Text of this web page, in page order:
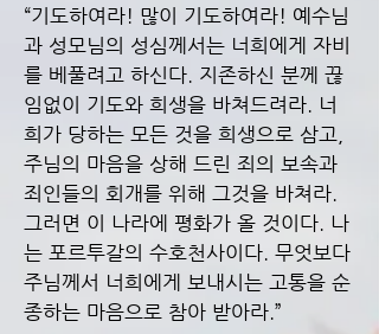
“기도하여라! 많이 기도하여라! 예수님
과 성모님의 성심께서는 너희에게 자비
를 베풀려고 하신다. 지존하신 분께 끊
임없이 기도와 희생을 바쳐드려라. 너
희가 당하는 모든 것을 희생으로 삼고,
주님의 마음을 상해 드린 죄의 보속과
죄인들의 회개를 위해 그것을 바쳐라.
그러면 이 나라에 평화가 올 것이다. 나
는 포르투갈의 수호천사이다. 무엇보다
주님께서 너희에게 보내시는 고통을 순
종하는 마음으로 참아 받아라.”